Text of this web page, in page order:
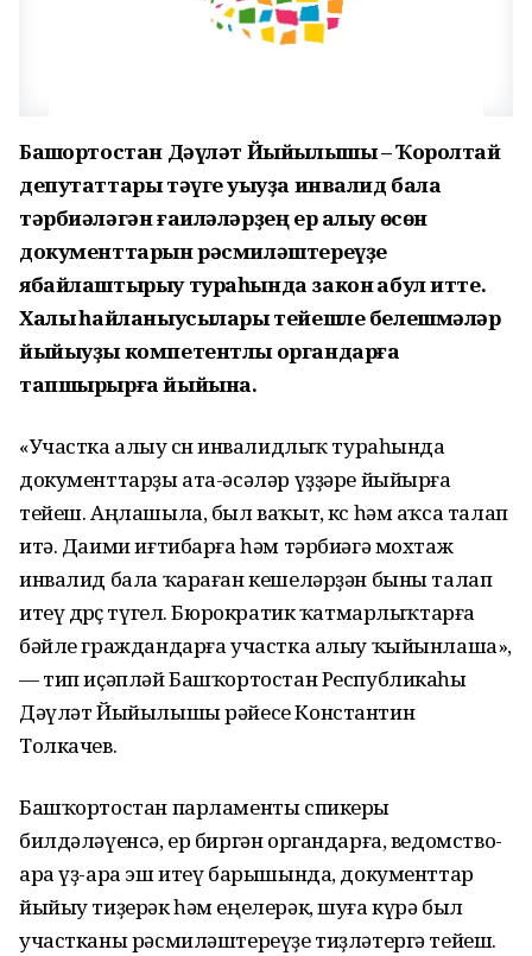
Башҡортостан Дәүләт Йыйылышы – Ҡоролтай
депутаттары тәүге уҡыуҙа инвалид бала
тәрбиәләгән ғаиләләрҙең ер алыу өсөн
документтарын рәсмиләштереүҙе
ябайлаштырыу тураһында закон ҡабул итте.
Халыҡ һайланыусылары тейешле белешмәләр
йыйыуҙы компетентлы органдарға
тапшырырға йыйына.
«Участка алыу өсөн инвалидлыҡ тураһында
документтарҙы ата-әсәләр үҙҙәре йыйырға
тейеш. Аңлашыла, был ваҡыт, көс һәм аҡса талап
итә. Даими иғтибарға һәм тәрбиәгә мохтаж
инвалид бала ҡараған кешеләрҙән быны талап
итеү дөрөҫ түгел. Бюрократик ҡатмарлыҡтарға
бәйле граждандарға участка алыу ҡыйынлаша»,
— тип иҫәпләй Башҡортостан Республикаһы
Дәүләт Йыйылышы рәйесе Константин
Толкачев.
Башҡортостан парламенты спикеры
билдәләүенсә, ер биргән органдарға, ведомство-
ара үҙ-ара эш итеү барышында, документтар
йыйыу тиҙерәк һәм еңелерәк, шуға күрә был
участканы рәсмиләштереүҙе тиҙләтергә тейеш.